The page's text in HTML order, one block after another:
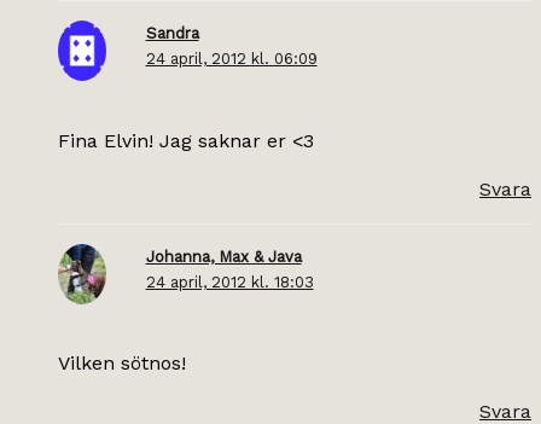
Sandra
24 april, 2012 kl. 06:09
Fina Elvin! Jag saknar er <3
Svara
Johanna, Max & Java
24 april, 2012 kl. 18:03
Vilken sötnos!
Svara